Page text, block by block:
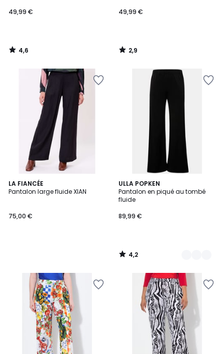
49,99 €
4,6
/
49,99 €
2,9
/
LA FIANCÉE
Pantalon large fluide XIAN
75,00 €
ULLA POPKEN
Pantalon en piqué au tombé
fluide
89,99 €
4,2
/ 5
2
Couleurs
4,2
/